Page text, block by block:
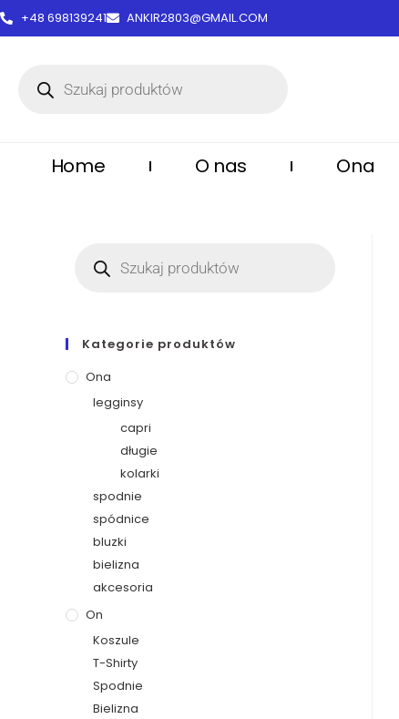
treści+48 698139241 ANKIR2803@GMAIL.COM
Home O nas Ona
Kategorie produktów
Ona
legginsy
capri
długie
kolarki
spodnie
spódnice
bluzki
bielizna
akcesoria
On
Koszule
T-Shirty
Spodnie
Bielizna